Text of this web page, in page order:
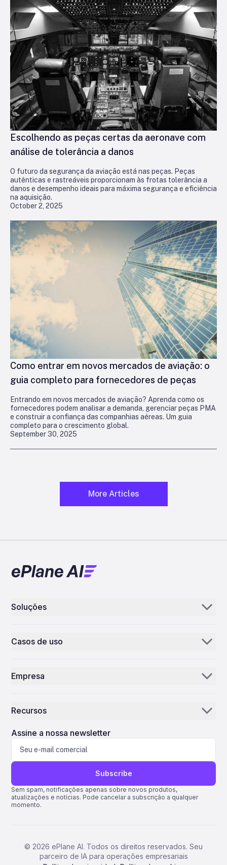
October 2, 2025
Escolhendo as peças certas da aeronave com
análise de tolerância a danos
O futuro da segurança da aviação está nas peças. Peças
autênticas e rastreáveis proporcionam às frotas tolerância a
danos e desempenho ideais para máxima segurança e eficiência
na aquisição.
September 30, 2025
Como entrar em novos mercados de aviação: o
guia completo para fornecedores de peças
Entrando em novos mercados de aviação? Aprenda como os
fornecedores podem analisar a demanda, gerenciar peças PMA
e construir a confiança das companhias aéreas. Um guia
completo para o crescimento global.
More Articles
Soluções
E-mail IA
Controle de Missão
Casos de uso
MROs
AEC
Manufatura
Ciências da Vida
Empresa
Por que a ePlane AI
Carreiras
Contacte-nos
Recursos
Notícias
Blog
Assistência
Quantum ERP
AMOS ERP
Pentagon 2000SQL ERP
Assine a nossa newsletter
Subscribe
Sem spam, notificações apenas sobre novos produtos,
atualizações e notícias. Pode cancelar a subscrição a qualquer
momento.
© 2026 ePlane AI. Todos os direitos reservados. Seu
parceiro de IA para operações empresariais